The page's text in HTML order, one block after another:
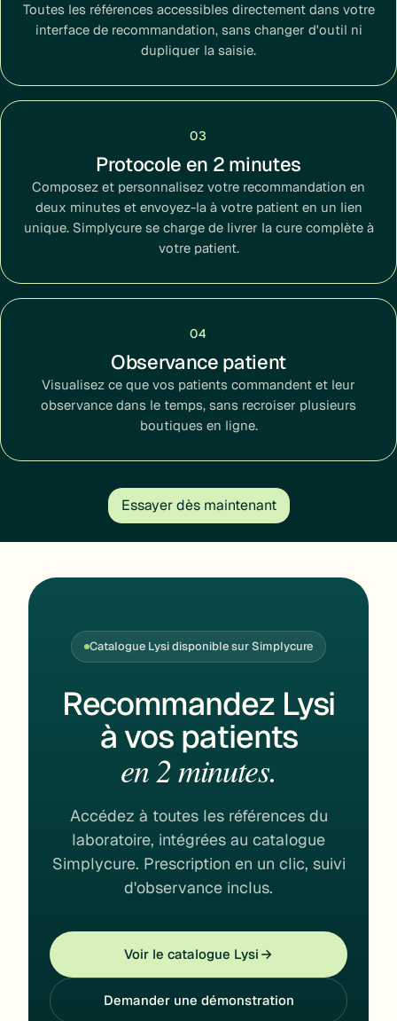
Toutes les références accessibles directement dans votre
interface de recommandation, sans changer d'outil ni
dupliquer la saisie.
03
Protocole en 2 minutes
Composez et personnalisez votre recommandation en
deux minutes et envoyez-la à votre patient en un lien
unique. Simplycure se charge de livrer la cure complète à
votre patient.
04
Observance patient
Visualisez ce que vos patients commandent et leur
observance dans le temps, sans recroiser plusieurs
boutiques en ligne.
Essayer dès maintenant
Catalogue Lysi disponible sur Simplycure
Recommandez Lysi
à vos patients
en 2 minutes.
Accédez à toutes les références du
laboratoire, intégrées au catalogue
Simplycure. Prescription en un clic, suivi
d'observance inclus.
Voir le catalogue Lysi
Demander une démonstration